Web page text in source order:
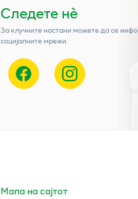
Следете нѐ
За клучните настани можете да се
социјалните мрежи.
Мапа на сајтот